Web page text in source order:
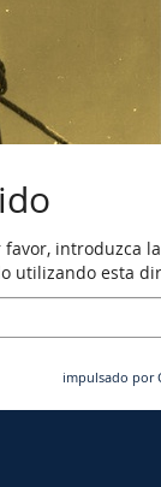
introduzca
utilizando esta
impulsado por